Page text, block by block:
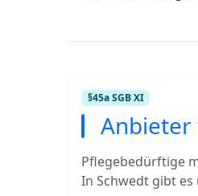
§45a SGB XI
Anbieter
Pflegebedürftige
In Schwedt gibt